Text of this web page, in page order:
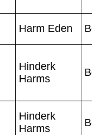
Harm Eden
Hinderk
Harms
Hinderk
Harms